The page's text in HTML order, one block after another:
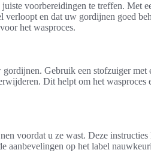
voorbereidingen te treffen. Met
verloopt en dat uw gordijnen goed
het wasproces.
Gebruik een stofzuiger met
Dit helpt om het wasproces
voordat u ze wast. Deze
aanbevelingen op het label